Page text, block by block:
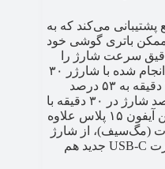
پشتیبانی می‌کند که به
باتری گوشی خود
سرعت شارژ را
منتشر نکرده است، اما در تست‌های انجام شده با شارژر ۳۰
واتی، این گوشی توانسته است در ۳۰ دقیقه به ۵۳ درصد
برسد که با ادعای اپل مبنی بر ۵۰ درصد شارژ در ۳۰ دقیقه با
شارژر ۲۰ واتی مطابقت دارد. همچنین آیفون ۱۵ پلاس علاوه
سیمی و شارژ بی‌سیم ۱۵ وات (مگ‌سیف)، از شارژ
معکوس سیمی ۴.۵ وات از طریق پورت USB-C جدید هم